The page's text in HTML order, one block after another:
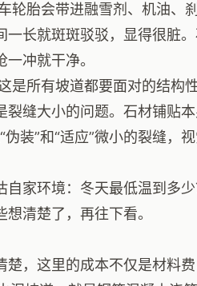
轮胎会带进融雪剂、机油、
长就斑斑驳驳，显得很脏
冲就干净。
是所有坡道都要面对的结构
缝大小的问题。石材铺贴
装”和“适应”微小的裂缝，
家环境：冬天最低温到多
清楚了，再往下看。
，这里的成本不仅是材料费